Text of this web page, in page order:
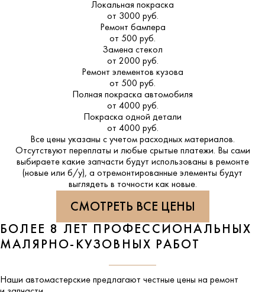
Локальная покраска
от 3000 руб.
Ремонт бампера
от 500 руб.
Замена стекол
от 2000 руб.
Ремонт элементов кузова
от 500 руб.
Полная покраска автомобиля
от 4000 руб.
Покраска одной детали
от 4000 руб.
Все цены указаны с учетом расходных материалов.
Отсутствуют переплаты и любые срытые платежи. Вы сами
выбираете какие запчасти будут использованы в ремонте
(новые или б/у), а отремонтированные элементы будут
выглядеть в точности как новые.
СМОТРЕТЬ ВСЕ ЦЕНЫ
БОЛЕЕ 8 ЛЕТ ПРОФЕССИОНАЛЬНЫХ
МАЛЯРНО-КУЗОВНЫХ РАБОТ
Наши автомастерские предлагают честные цены на ремонт